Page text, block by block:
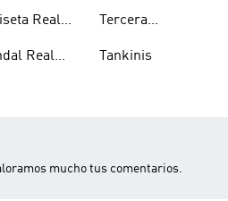
Real
Real
United
Madrid
Tercera
Madrid
Tankinis
mucho tus comentarios.